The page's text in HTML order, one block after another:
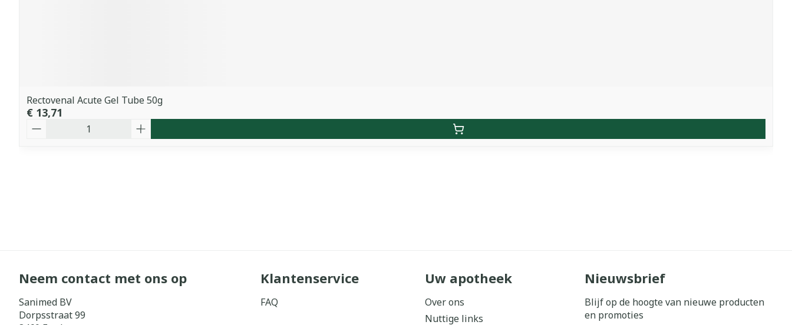
Rectovenal Acute Gel Tube 50g
€ 13,71
Neem contact met ons op
Sanimed BV
Dorpsstraat 99
Klantenservice
FAQ
Uw apotheek
Over ons
Nuttige links
Nieuwsbrief
Blijf op de hoogte van nieuwe producten
en promoties